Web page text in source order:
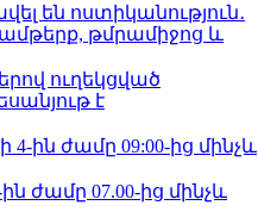
են ոստիկանություն․
թմրամիջոց և
ուղեկցված
է
4-ին ժամը 09:00-ից մինչև
ին ժամը 07.00-ից մինչև